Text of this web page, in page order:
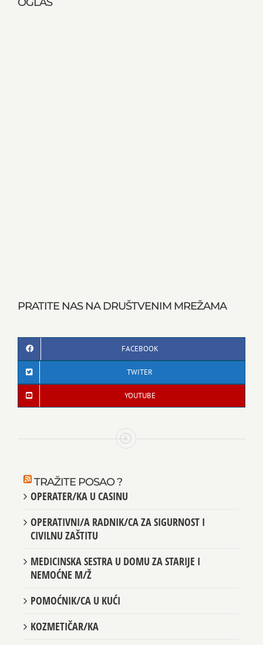
OGLAS
PRATITE NAS NA DRUŠTVENIM MREŽAMA
FACEBOOK
TWITER
YOUTUBE
TRAŽITE POSAO ?
OPERATER/KA U CASINU
OPERATIVNI/A RADNIK/CA ZA SIGURNOST I
CIVILNU ZAŠTITU
MEDICINSKA SESTRA U DOMU ZA STARIJE I
NEMOĆNE M/Ž
POMOĆNIK/CA U KUĆI
KOZMETIČAR/KA